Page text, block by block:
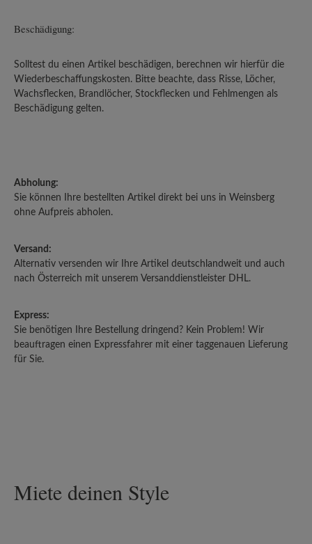
Beschädigung:
Solltest du einen Artikel beschädigen, berechnen wir hierfür die
Wiederbeschaffungskosten. Bitte beachte, dass Risse, Löcher,
Wachsflecken, Brandlöcher, Stockflecken und Fehlmengen als
Beschädigung gelten.
Abholung:
Sie können Ihre bestellten Artikel direkt bei uns in Weinsberg
ohne Aufpreis abholen.
Versand:
Alternativ versenden wir Ihre Artikel deutschlandweit und auch
nach Österreich mit unserem Versanddienstleister DHL.
Express:
Sie benötigen Ihre Bestellung dringend? Kein Problem! Wir
beauftragen einen Expressfahrer mit einer taggenauen Lieferung
für Sie.
Miete deinen Style